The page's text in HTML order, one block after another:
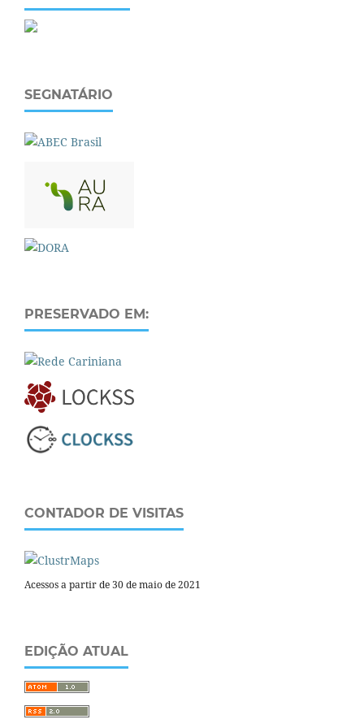
SEGNATÁRIO
PRESERVADO EM:
CONTADOR DE VISITAS
Acessos a partir de 30 de maio de 2021
EDIÇÃO ATUAL